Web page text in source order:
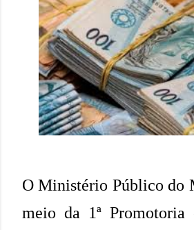
O Ministério Público do
meio da 1ª Promotoria